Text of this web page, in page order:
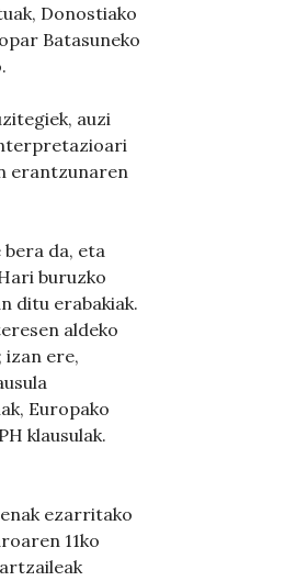
Donostiako
Batasuneko
auzi
erantzunaren
da, eta
buruzko
ditu erabakiak.
aldeko
ere,
Europako
klausulak.
ezarritako
11ko